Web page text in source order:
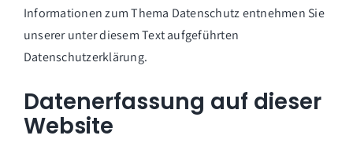
Informationen zum Thema Datenschutz entnehmen Sie
unserer unter diesem Text aufgeführten
Datenschutzerklärung.
Datenerfassung auf dieser
Website